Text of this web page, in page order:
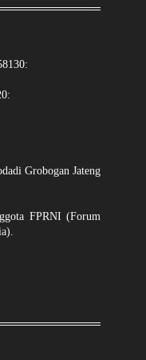
Grobogan Jateng
FPRNI (Forum